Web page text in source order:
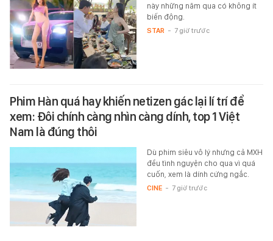
này những năm qua có không ít
biến động.
STAR - 7 giờ trước
Phim Hàn quá hay khiến netizen gác lại lí trí để
xem: Đôi chính càng nhìn càng dính, top 1 Việt
Nam là đúng thôi
Dù phim siêu vô lý nhưng cả MXH
đều tình nguyện cho qua vì quá
cuốn, xem là dính cứng ngắc.
CINE - 7 giờ trước